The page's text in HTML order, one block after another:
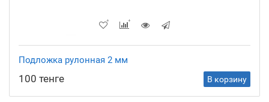
Подложка рулонная 2 мм
100 тенге В корзину